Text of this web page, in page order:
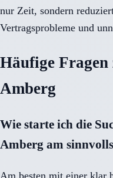
nur Zeit, sondern
Vertragsprobleme und
Häufige Fragen
Amberg
Wie starte ich die
Amberg am
Am besten mit einer klar